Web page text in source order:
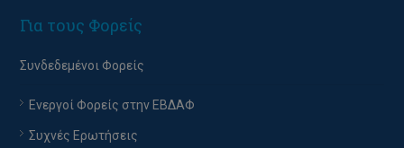
Για τους Φορείς
Συνδεδεμένοι Φορείς
Ενεργοί Φορείς στην ΕΒΔΑΦ
Συχνές Ερωτήσεις